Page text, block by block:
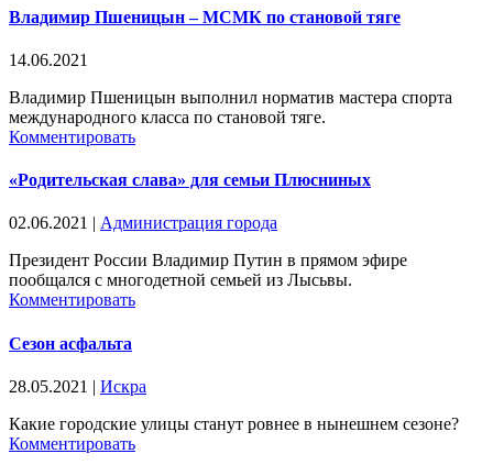
Владимир Пшеницын – МСМК по становой тяге
14.06.2021
Владимир Пшеницын выполнил норматив мастера спорта
международного класса по становой тяге.
Комментировать
«Родительская слава» для семьи Плюсниных
02.06.2021
Администрация города
Президент России Владимир Путин в прямом эфире
пообщался с многодетной семьей из Лысьвы.
Комментировать
Сезон асфальта
28.05.2021 | Искра
Какие городские улицы станут ровнее в нынешнем сезоне?
Комментировать